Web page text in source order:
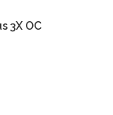
3X OC